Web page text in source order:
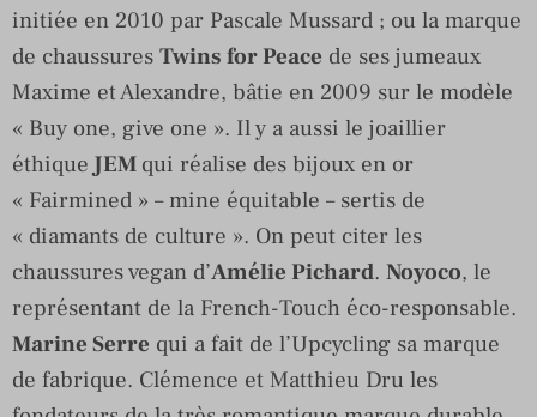
initiée en 2010 par Pascale Mussard ; ou la marque
de chaussures Twins for Peace de ses jumeaux
Maxime et Alexandre, bâtie en 2009 sur le modèle
« Buy one, give one ». Il y a aussi le joaillier
éthique JEM qui réalise des bijoux en or
« Fairmined » – mine équitable – sertis de
« diamants de culture ». On peut citer les
chaussures vegan d’Amélie Pichard. Noyoco, le
représentant de la French-Touch éco-responsable.
Marine Serre qui a fait de l’Upcycling sa marque
de fabrique. Clémence et Matthieu Dru les